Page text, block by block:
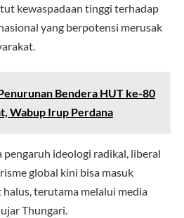
kewaspadaan tinggi terhadap
yang berpotensi merusak
Bendera HUT ke-80
Wabup Irup Perdana
pengaruh ideologi radikal, liberal
global kini bisa masuk
halus, terutama melalui media
Thungari.